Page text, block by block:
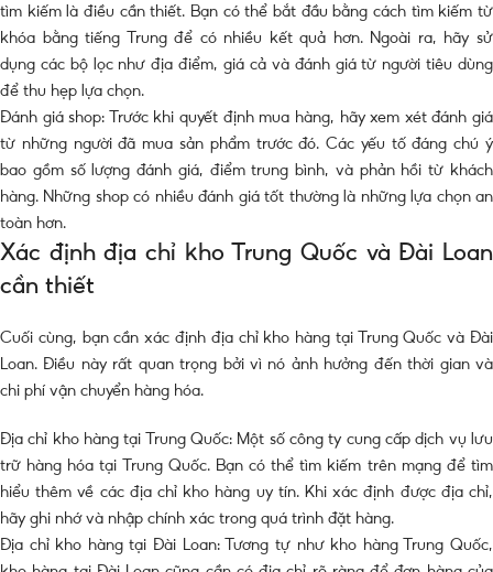
tìm kiếm là điều cần thiết. Bạn có thể bắt đầu bằng cách tìm kiếm từ
khóa bằng tiếng Trung để có nhiều kết quả hơn. Ngoài ra, hãy sử
dụng các bộ lọc như địa điểm, giá cả và đánh giá từ người tiêu dùng
để thu hẹp lựa chọn.
Đánh giá shop: Trước khi quyết định mua hàng, hãy xem xét đánh giá
từ những người đã mua sản phẩm trước đó. Các yếu tố đáng chú ý
bao gồm số lượng đánh giá, điểm trung bình, và phản hồi từ khách
hàng. Những shop có nhiều đánh giá tốt thường là những lựa chọn an
toàn hơn.
Xác định địa chỉ kho Trung Quốc và Đài Loan
cần thiết
Cuối cùng, bạn cần xác định địa chỉ kho hàng tại Trung Quốc và Đài
Loan. Điều này rất quan trọng bởi vì nó ảnh hưởng đến thời gian và
chi phí vận chuyển hàng hóa.
Địa chỉ kho hàng tại Trung Quốc: Một số công ty cung cấp dịch vụ lưu
trữ hàng hóa tại Trung Quốc. Bạn có thể tìm kiếm trên mạng để tìm
hiểu thêm về các địa chỉ kho hàng uy tín. Khi xác định được địa chỉ,
hãy ghi nhớ và nhập chính xác trong quá trình đặt hàng.
Địa chỉ kho hàng tại Đài Loan: Tương tự như kho hàng Trung Quốc,